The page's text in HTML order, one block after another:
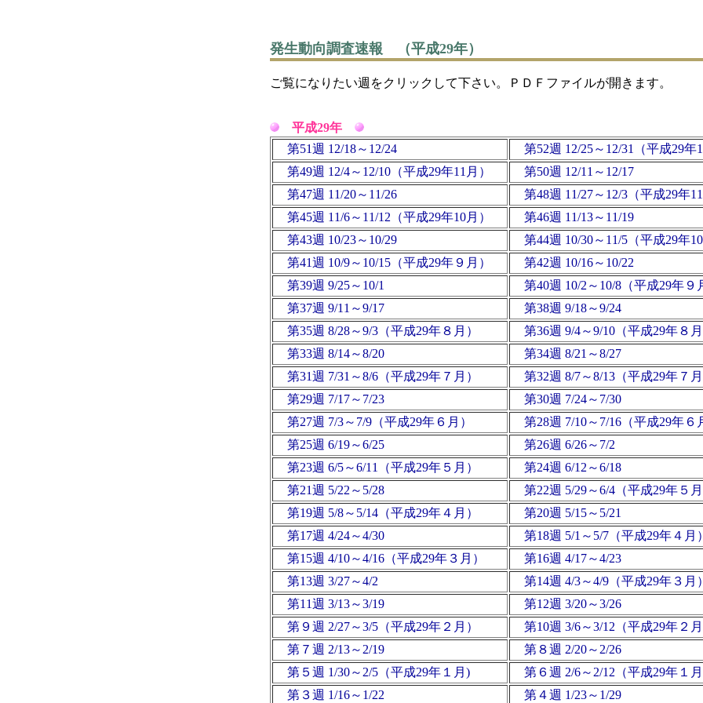
発生動向調査速報 （平成29年）
ご覧になりたい週をクリックして下さい。ＰＤＦファイルが開きます。
平成29年
第51週 12/18～12/24
第52週 12/25～12/31（平成29年
第49週 12/4～12/10（平成29年11月）
第50週 12/11～12/17
第47週 11/20～11/26
第48週 11/27～12/3（平成29年11
第45週 11/6～11/12（平成29年10月）
第46週 11/13～11/19
第43週 10/23～10/29
第44週 10/30～11/5（平成29年10
第41週 10/9～10/15（平成29年９月）
第42週 10/16～10/22
第39週 9/25～10/1
第40週 10/2～10/8（平成29年９
第37週 9/11～9/17
第38週 9/18～9/24
第35週 8/28～9/3（平成29年８月）
第36週 9/4～9/10（平成29年８月
第33週 8/14～8/20
第34週 8/21～8/27
第31週 7/31～8/6（平成29年７月）
第32週 8/7～8/13（平成29年７月
第29週 7/17～7/23
第30週 7/24～7/30
第27週 7/3～7/9（平成29年６月）
第28週 7/10～7/16（平成29年６
第25週 6/19～6/25
第26週 6/26～7/2
第23週 6/5～6/11（平成29年５月）
第24週 6/12～6/18
第21週 5/22～5/28
第22週 5/29～6/4（平成29年５月
第19週 5/8～5/14（平成29年４月）
第20週 5/15～5/21
第17週 4/24～4/30
第18週 5/1～5/7（平成29年４月）
第15週 4/10～4/16（平成29年３月）
第16週 4/17～4/23
第13週 3/27～4/2
第14週 4/3～4/9（平成29年３月）
第11週 3/13～3/19
第12週 3/20～3/26
第９週 2/27～3/5（平成29年２月）
第10週 3/6～3/12（平成29年２月
第７週 2/13～2/19
第８週 2/20～2/26
第５週 1/30～2/5（平成29年１月)
第６週 2/6～2/12（平成29年１月
第３週 1/16～1/22
第４週 1/23～1/29